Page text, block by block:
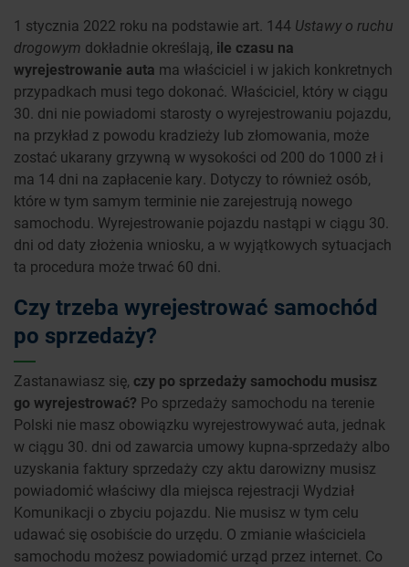
1 stycznia 2022 roku na podstawie art. 144 Ustawy o ruchu
drogowym dokładnie określają, ile czasu na
wyrejestrowanie auta ma właściciel i w jakich konkretnych
przypadkach musi tego dokonać. Właściciel, który w ciągu
30. dni nie powiadomi starosty o wyrejestrowaniu pojazdu,
na przykład z powodu kradzieży lub złomowania, może
zostać ukarany grzywną w wysokości od 200 do 1000 zł i
ma 14 dni na zapłacenie kary. Dotyczy to również osób,
które w tym samym terminie nie zarejestrują nowego
samochodu. Wyrejestrowanie pojazdu nastąpi w ciągu 30.
dni od daty złożenia wniosku, a w wyjątkowych sytuacjach
ta procedura może trwać 60 dni.
Czy trzeba wyrejestrować samochód
po sprzedaży?
Zastanawiasz się, czy po sprzedaży samochodu musisz
go wyrejestrować? Po sprzedaży samochodu na terenie
Polski nie masz obowiązku wyrejestrowywać auta, jednak
w ciągu 30. dni od zawarcia umowy kupna-sprzedaży albo
uzyskania faktury sprzedaży czy aktu darowizny musisz
powiadomić właściwy dla miejsca rejestracji Wydział
Komunikacji o zbyciu pojazdu. Nie musisz w tym celu
udawać się osobiście do urzędu. O zmianie właściciela
samochodu możesz powiadomić urząd przez internet. Co